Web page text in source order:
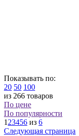
Показывать по:
20 50 100
из 266 товаров
По цене
По популярности
123456 из 6
Следующая страница